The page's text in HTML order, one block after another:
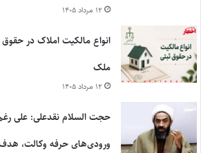
۱۲ مرداد ۱۴۰۵
ملک
۱۲ مرداد ۱۴۰۵
حجت السلام نقدعلی: علی
ورودی‌های حرفه وکالت،